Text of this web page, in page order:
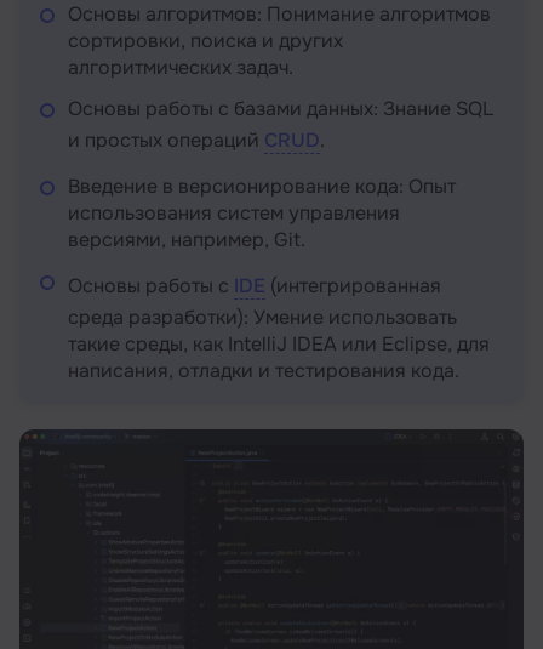
Основы алгоритмов: Понимание алгоритмов
сортировки, поиска и других
алгоритмических задач.
Основы работы с базами данных: Знание SQL
и простых операций CRUD.
Введение в версионирование кода: Опыт
использования систем управления
версиями, например, Git.
Основы работы с IDE (интегрированная
среда разработки): Умение использовать
такие среды, как IntelliJ IDEA или Eclipse, для
написания, отладки и тестирования кода.